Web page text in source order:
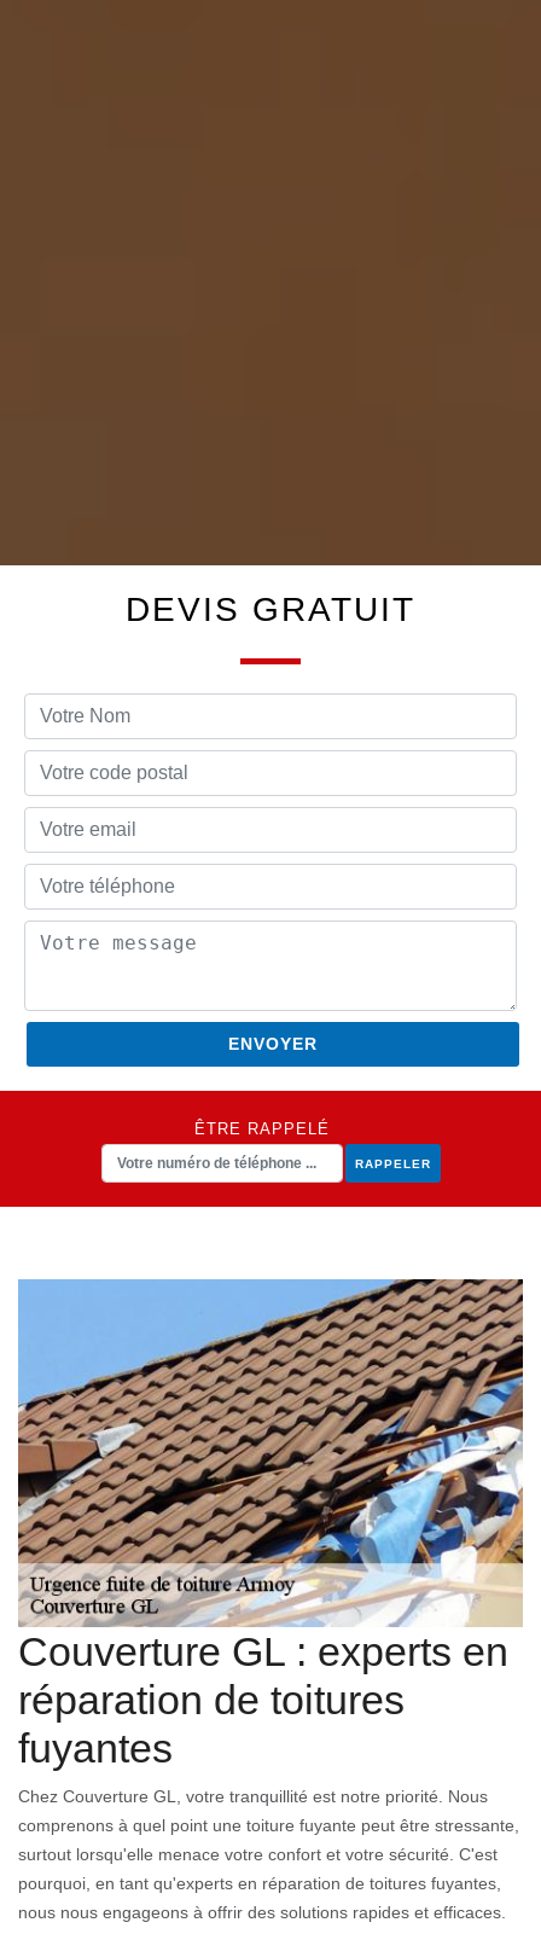
DEVIS GRATUIT
ÊTRE RAPPELÉ
Couverture GL : experts en
réparation de toitures
fuyantes
Chez Couverture GL, votre tranquillité est notre priorité. Nous
comprenons à quel point une toiture fuyante peut être stressante,
surtout lorsqu'elle menace votre confort et votre sécurité. C'est
pourquoi, en tant qu'experts en réparation de toitures fuyantes,
nous nous engageons à offrir des solutions rapides et efficaces.